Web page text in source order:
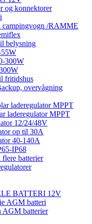
og konnektorer
campingvogn /RAMME
belysning
300W
fritidshus
overvågning
laderegulator MPPT
laderegulator MPPT
12/24/48V
op til 30A
40-140A
IP68
batterier
BATTERI 12V
AGM batteri
AGM batterier